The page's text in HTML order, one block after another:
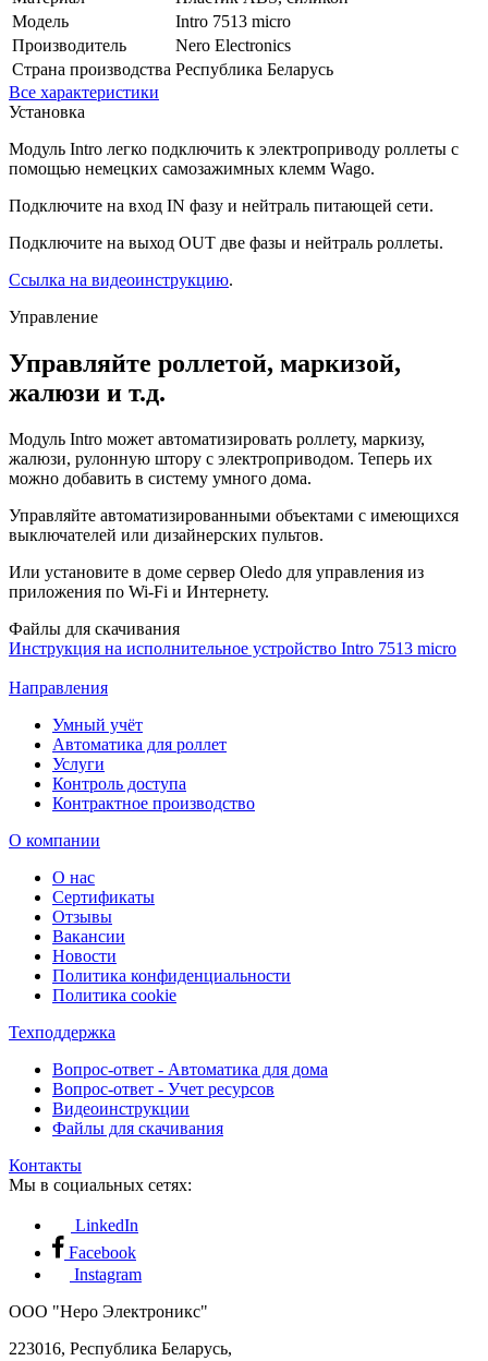
Модель
Intro 7513 micro
Производитель
Nero Electronics
Страна производства Республика Беларусь
Все характеристики
Установка
Модуль Intro легко подключить к электроприводу роллеты с
помощью немецких самозажимных клемм Wago.
Подключите на вход IN фазу и нейтраль питающей сети.
Подключите на выход OUT две фазы и нейтраль роллеты.
Ссылка на видеоинструкцию.
Управление
Управляйте роллетой, маркизой,
жалюзи и т.д.
Модуль Intro может автоматизировать роллету, маркизу,
жалюзи, рулонную штору с электроприводом. Теперь их
можно добавить в систему умного дома.
Управляйте автоматизированными объектами с имеющихся
выключателей или дизайнерских пультов.
Или установите в доме сервер Oledo для управления из
приложения по Wi-Fi и Интернету.
Файлы для скачивания
Инструкция на исполнительное устройство Intro 7513 micro
Направления
Умный учёт
Автоматика для роллет
Услуги
Контроль доступа
Контрактное производство
О компании
О нас
Сертификаты
Отзывы
Вакансии
Новости
Политика конфиденциальности
Политика cookie
Техподдержка
Вопрос-ответ - Автоматика для дома
Вопрос-ответ - Учет ресурсов
Видеоинструкции
Файлы для скачивания
Контакты
Мы в социальных сетях:
LinkedIn
Facebook
Instagram
ООО "Неро Электроникс"
223016, Республика Беларусь,